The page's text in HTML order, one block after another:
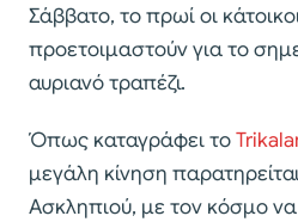
Σάββατο, το πρωί οι
προετοιμαστούν για το
αυριανό τραπέζι.
Όπως καταγράφει το
μεγάλη κίνηση
Ασκληπιού, με τον κόσμο να